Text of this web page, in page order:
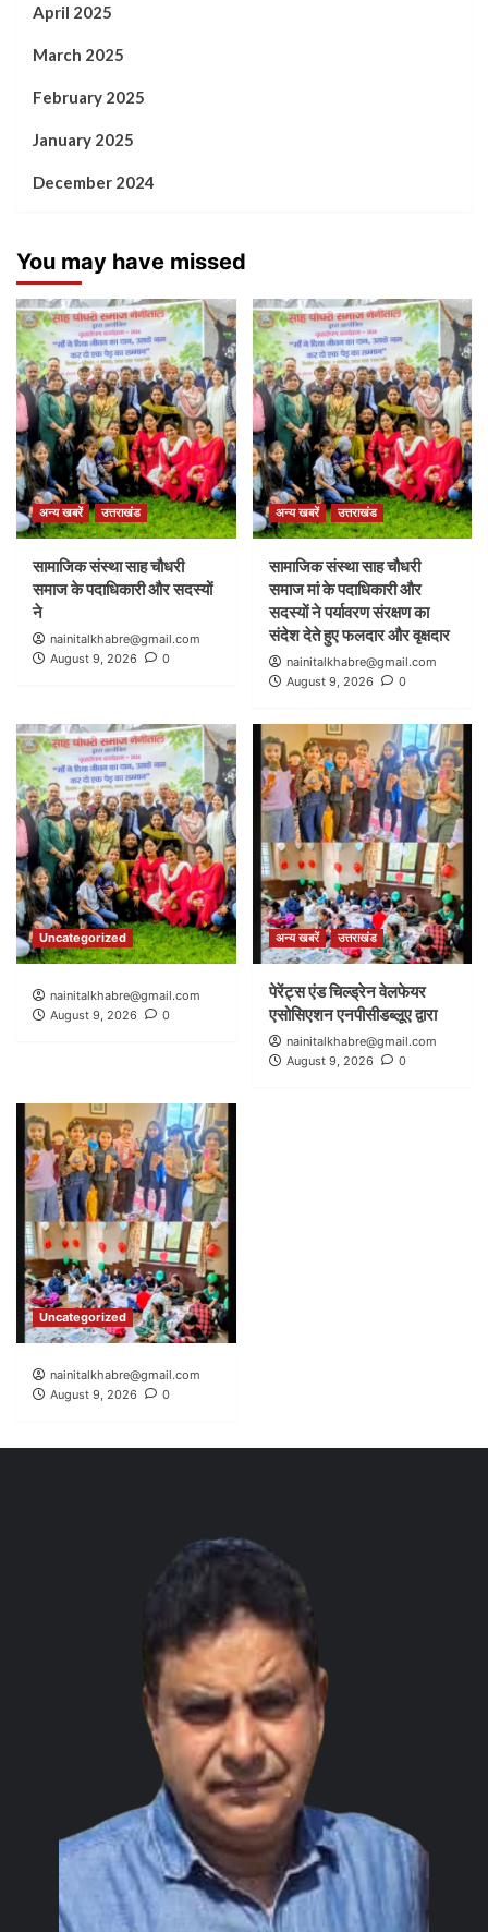
April 2025
March 2025
February 2025
January 2025
December 2024
You may have missed
अन्य खबरें उत्तराखंड
सामाजिक संस्था साह चौधरी
समाज के पदाधिकारी और सदस्यों
ने
nainitalkhabre@gmail.com
August 9, 2026
0
अन्य खबरें उत्तराखंड
सामाजिक संस्था साह चौधरी
समाज मां के पदाधिकारी और
सदस्यों ने पर्यावरण संरक्षण का
संदेश देते हुए फलदार और वृक्षदार
nainitalkhabre@gmail.com
August 9, 2026
0
Uncategorized
nainitalkhabre@gmail.com
August 9, 2026
0
अन्य खबरें उत्तराखंड
पेरेंट्स एंड चिल्ड्रेन वेलफेयर
एसोसिएशन एनपीसीडब्लूए द्वारा
nainitalkhabre@gmail.com
August 9, 2026
0
Uncategorized
nainitalkhabre@gmail.com
August 9, 2026
0